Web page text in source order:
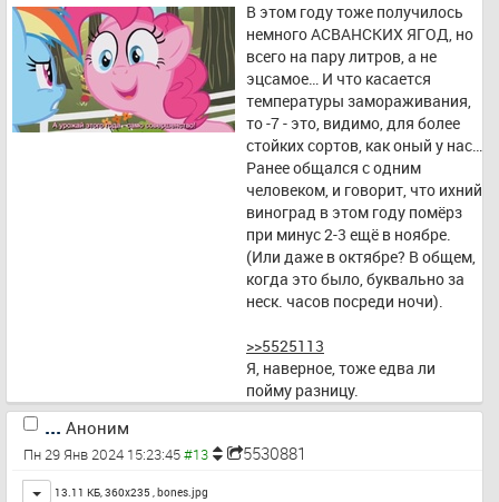
В этом году тоже получилось
немного АСВАНСКИХ ЯГОД, но
всего на пару литров, а не
эцсамое… И что касается
температуры замораживания,
то -7 - это, видимо, для более
стойких сортов, как оный у нас…
Ранее общался с одним
человеком, и говорит, что ихний
виноград в этом году помёрз
при минус 2-3 ещё в ноябре.
(Или даже в октябре? В общем,
когда это было, буквально за
неск. часов посреди ночи).
>>5525113
Я, наверное, тоже едва ли
пойму разницу.
... Аноним
Пн 29 Янв 2024 15:23:45 5530881
Toggle
13.11 КБ, 360x235 ,bones.jpg